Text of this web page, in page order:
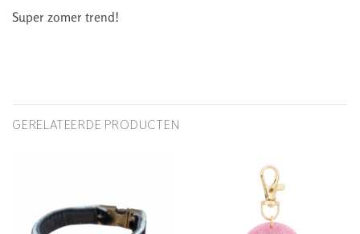
Super zomer trend!
GERELATEERDE PRODUCTEN